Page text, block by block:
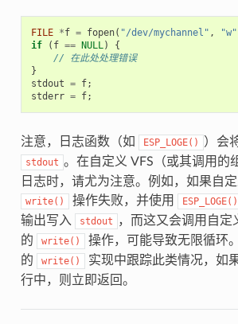
FILE *f = fopen( "/dev/mychannel" , "w"
if
( f == NULL)
{
// 在此处处理错误
}
stdout = f;
stderr = f;
注意，日志函数（如 ESP_LOGE() ）会
stdout 。在自定义 VFS（或其调用的
日志时，请尤为注意。例如，如果自
write() 操作失败，并使用 ESP_LOGE()
输出写入
stdout
，而这又会调用自定
的
write()
操作，可能导致无限循环
的
write()
实现中跟踪此类情况，如
行中，则立即返回。